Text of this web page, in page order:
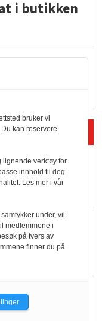
i butikken
norske
av
vant
sin
velge
bruker vi
kan reservere
lignende verktøy for
innhold til deg
Les mer i vår
under, vil
medlemmene i
på tvers av
finner du på